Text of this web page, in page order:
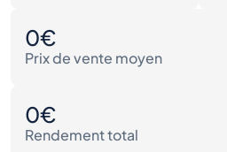
0€
Prix de vente moyen
0€
Rendement total